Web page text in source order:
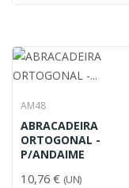
AM48
ABRACADEIRA
ORTOGONAL -
P/ANDAIME
10,76 € (UN)